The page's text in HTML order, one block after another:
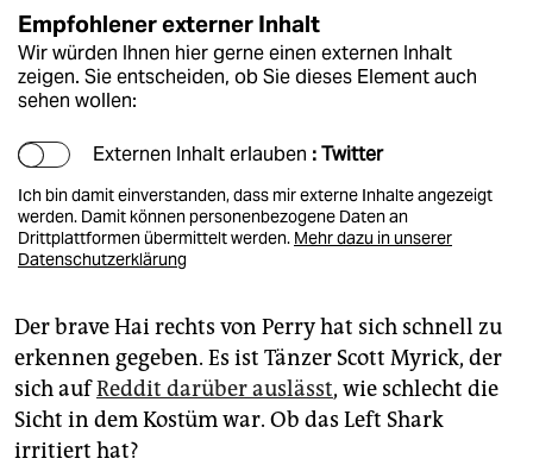
Empfohlener externer Inhalt
Wir würden Ihnen hier gerne einen externen Inhalt
zeigen. Sie entscheiden, ob Sie dieses Element auch
sehen wollen:
Externen Inhalt erlauben : Twitter
Ich bin damit einverstanden, dass mir externe Inhalte angezeigt
werden. Damit können personenbezogene Daten an
Drittplattformen übermittelt werden. Mehr dazu in unserer
Datenschutzerklärung
Der brave Hai rechts von Perry hat sich schnell zu
erkennen gegeben. Es ist Tänzer Scott Myrick, der
sich aufReddit darüber auslässt, wie schlecht die
Sicht in dem Kostüm war. Ob das Left Shark
irritiert hat?